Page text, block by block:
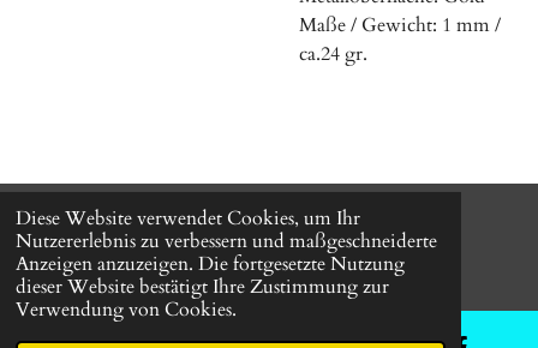
Diese Website verwendet Cookies, um Ihr
Nutzererlebnis zu verbessern und maßgeschneiderte
Anzeigen anzuzeigen. Die fortgesetzte Nutzung
dieser Website bestätigt Ihre Zustimmung zur
Verwendung von Cookies.
Maße / Gewicht: 1 mm /
ca.24 gr.
© 2024 HOLZ FÜR DIE EWIGKEIT-All Right Reserved.
Mit Unterstützung vonWebador